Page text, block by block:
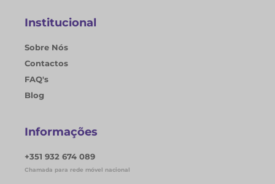
Institucional
Sobre Nós
Contactos
FAQ's
Blog
Informações
+351 932 674 089
Chamada para rede móvel nacional